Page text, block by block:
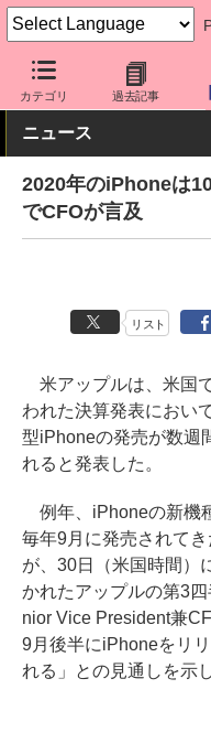
カテゴリ 過去記事
ケータイ Watch OS
ニュース
2020年のiPhoneは
でCFOが言及
リスト
米アップルは、米国
われた決算発表におい
型iPhoneの発売が数週
れると発表した。
例年、iPhoneの新機
毎年9月に発売されてき
が、30日（米国時間）
かれたアップルの第3
nior Vice President兼
9月後半にiPhoneをリ
れる」との見通しを示し